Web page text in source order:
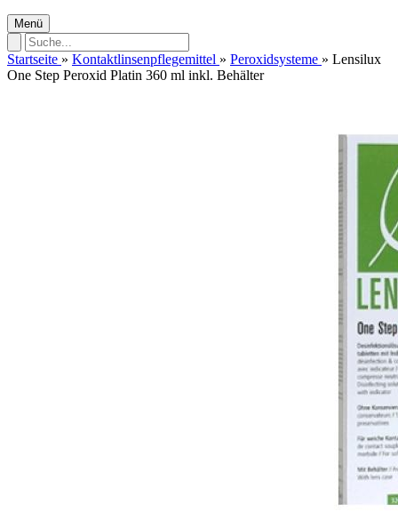
Menü
Startseite » Kontaktlinsenpflegemittel » Peroxidsysteme » Lensilux
One Step Peroxid Platin 360 ml inkl. Behälter